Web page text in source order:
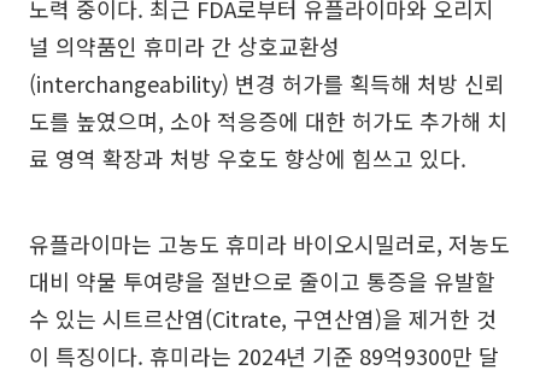
노력 중이다. 최근 FDA로부터 유플라이마와 오리지
널 의약품인 휴미라 간 상호교환성
(interchangeability) 변경 허가를 획득해 처방 신뢰
도를 높였으며, 소아 적응증에 대한 허가도 추가해 치
료 영역 확장과 처방 우호도 향상에 힘쓰고 있다.
유플라이마는 고농도 휴미라 바이오시밀러로, 저농도
대비 약물 투여량을 절반으로 줄이고 통증을 유발할
수 있는 시트르산염(Citrate, 구연산염)을 제거한 것
이 특징이다. 휴미라는 2024년 기준 89억9300만 달